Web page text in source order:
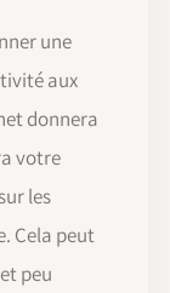
une
aux
donnera
votre
les
Cela peut
peu